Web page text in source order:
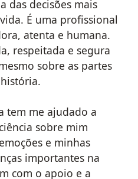
das decisões mais
É uma profissional
atenta e humana.
respeitada e segura
sobre as partes
tem me ajudado a
sobre mim
e minhas
importantes na
com o apoio e a